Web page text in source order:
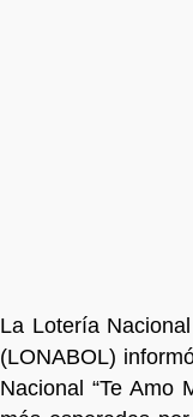
La Lotería
(LONABOL)
Nacional “Te Amo